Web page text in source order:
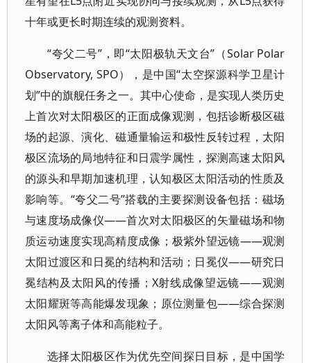
十年或更长时期连续的观测资料。
“夸父二号”，即“太阳极轨天文台”（Solar Polar
Observatory, SPO），是中国“太空探源科学卫星计
划”中的旗舰任务之一。其中心使命，是实现人类历史
上首次对太阳极区的正面成像观测，包括诊断极区磁
场的起源、演化、磁通量输运和极性反转过程，太阳
极区流场的局地特征和日震学属性，探测高速太阳风
的源头和早期加速机理，认知极区太阳活动的性质及
影响等。“夸父二号”搭载的主要探测设备包括：磁场
与速度场成像仪——首次对太阳极区的矢量磁场和物
质运动速度实现高精度成像；极紫外望远镜——观测
太阳过渡区和日冕的结构和活动；日冕仪——研究日
冕结构及太阳风的传播；X射线成像望远镜——观测
太阳耀斑等高能爆发现象；原位测量包——综合探测
太阳风等离子体和高能粒子。
选择太阳极区作为优先空间探日目标，是中国学